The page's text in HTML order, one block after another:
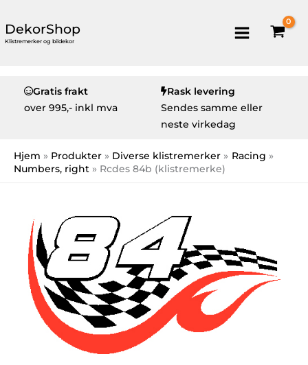
DekorShop
Klistremerker og bildekor
Gratis frakt
over 995,- inkl mva
Rask levering
Sendes samme eller
neste virkedag
Hjem Produkter Diverse klistremerker
Racing
Numbers, right
Rcdes 84b (klistremerke)